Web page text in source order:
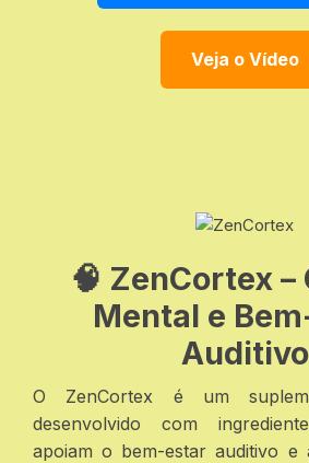
Veja o Vídeo
🧠 ZenCortex –
Mental e
Auditivo
O ZenCortex é um
desenvolvido com
apoiam o bem-estar auditivo e